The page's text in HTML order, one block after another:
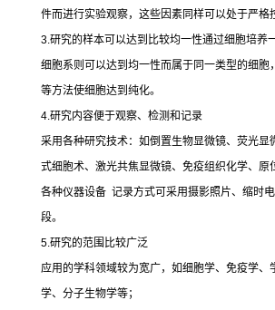
件而进行实验观察，这些因素同样可以处于严格
3.研究的样本可以达到比较均一性通过细胞培养
细胞系则可以达到均一性而属于同一类型的细胞
等方法使细胞达到纯化。
4.研究内容便于观察、检测和记录
采用各种研究技术：如倒置生物显微镜、荧光显
式细胞术、激光共焦显微镜、免疫组织化学、原
各种仪器设备 记录方式可采用摄影照片、缩时
段。
5.研究的范围比较广泛
应用的学科领域较为宽广，如细胞学、免疫学、
学、分子生物学等；